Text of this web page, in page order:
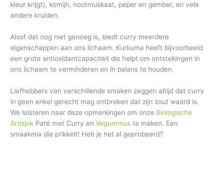
kleur krijgt), komijn, nootmuskaat, peper en gember, en vele
andere kruiden.
Alsof dat nog niet genoeg is, biedt curry meerdere
eigenschappen aan ons lichaam. Kurkuma heeft bijvoorbeeld
een grote antioxidantcapaciteit die helpt om ontstekingen in
ons lichaam te verminderen en in balans te houden.
Liefhebbers van verschillende smaken zeggen altijd dat curry
in geen enkel gerecht mag ontbreken dat zijn zout waard is.
We luisteren naar deze opmerkingen om onze Biologische
Artisjok Paté met Curry enVegummus te maken. Een
smaakmix die prikkelt! Heb je het al geprobeerd?